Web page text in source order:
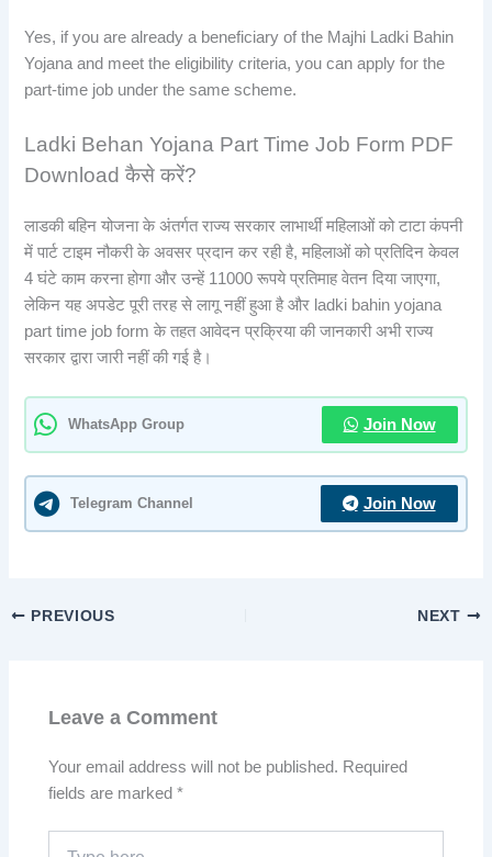
Yes, if you are already a beneficiary of the Majhi Ladki Bahin
Yojana and meet the eligibility criteria, you can apply for the
part-time job under the same scheme.
Ladki Behan Yojana Part Time Job Form PDF
Download कैसे करें?
लाडकी बहिन योजना के अंतर्गत राज्य सरकार लाभार्थी महिलाओं को टाटा कंपनी
में पार्ट टाइम नौकरी के अवसर प्रदान कर रही है, महिलाओं को प्रतिदिन केवल
4 घंटे काम करना होगा और उन्हें 11000 रूपये प्रतिमाह वेतन दिया जाएगा,
लेकिन यह अपडेट पूरी तरह से लागू नहीं हुआ है और ladki bahin yojana
part time job form के तहत आवेदन प्रक्रिया की जानकारी अभी राज्य
सरकार द्वारा जारी नहीं की गई है।
WhatsApp Group Join Now
Telegram Channel Join Now
PREVIOUS NEXT
Leave a Comment
Your email address will not be published. Required
fields are marked*